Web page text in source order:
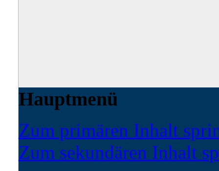
Hauptmenü
Zum primären Inhalt
Zum sekundären Inhalt